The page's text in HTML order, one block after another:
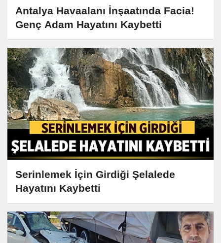
Antalya Havaalanı İnşaatında Facia!
Genç Adam Hayatını Kaybetti
Serinlemek İçin Girdiği Şelalede
Hayatını Kaybetti